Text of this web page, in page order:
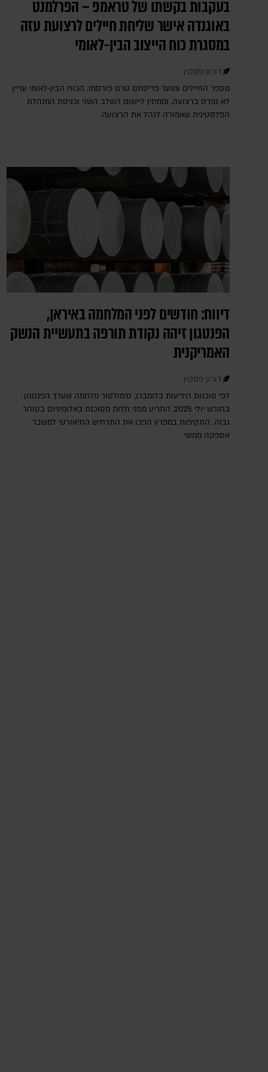
בעקבות בקשתו של טראמפ – הפרלמנט
באוגנדה אישר שליחת חיילים לרצועת עזה
במסגרת כוח הייצוב הבין-לאומי
דורון פסקין
מספר החיילים ומועד פריסתם טרם פורסמו. הכוח הבין-לאומי עדיין
לא נפרס ברצועה, וממתין ליישום השלב השני וכניסת המנהלת
הפלסטינית שאמורה לנהל את הרצועה
דיווח: חודשים לפני המלחמה באיראן,
הפנטגון זיהה נקודת תורפה בתעשיית הנשק
האמריקנית
דורון פסקין
לפי סוכנות הידיעות בלומברג, סימולטור מלחמה שערך הפנטגון
בחודש יולי 2025, התריע מפני תלות מסוכנת באלומיניום בטוהר
גבוה. התקיפות במפרץ הפכו את התרחיש התיאורטי למשבר
אספקה ממשי